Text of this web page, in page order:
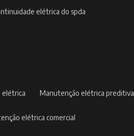
elétrica do spda
elétrica manutenção elétrica preditiva
elétrica comercial